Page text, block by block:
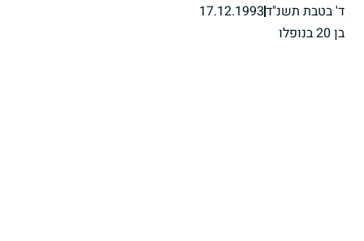
ד' בטבת תשנ"ד17.12.1993
בן 20 בנופלו